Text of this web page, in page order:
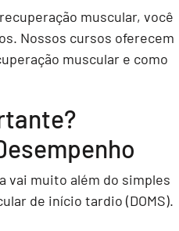
muscular, você
Nossos cursos oferecem
muscular e como
vai muito além do simples
de início tardio (DOMS).